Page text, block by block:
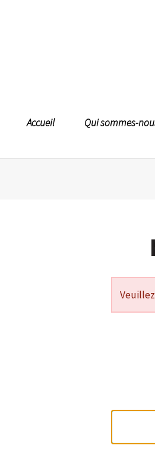
Accueil Qui sommes-